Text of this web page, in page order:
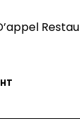
HT